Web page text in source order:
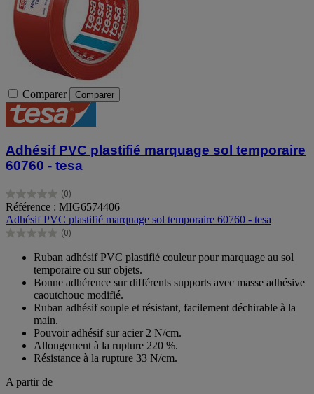
Comparer Comparer
Adhésif PVC plastifié marquage sol temporaire
60760 - tesa
(0)
0.0
sur
5
étoiles.
Référence : MIG6574406
Adhésif PVC plastifié marquage sol temporaire 60760 - tesa
(0)
0.0
étoiles.
Ruban adhésif PVC plastifié couleur pour marquage au sol
temporaire ou sur objets.
Bonne adhérence sur différents supports avec masse adhésive
caoutchouc modifié.
Ruban adhésif souple et résistant, facilement déchirable à la
main.
Pouvoir adhésif sur acier 2 N/cm.
Allongement à la rupture 220 %.
Résistance à la rupture 33 N/cm.
A partir de